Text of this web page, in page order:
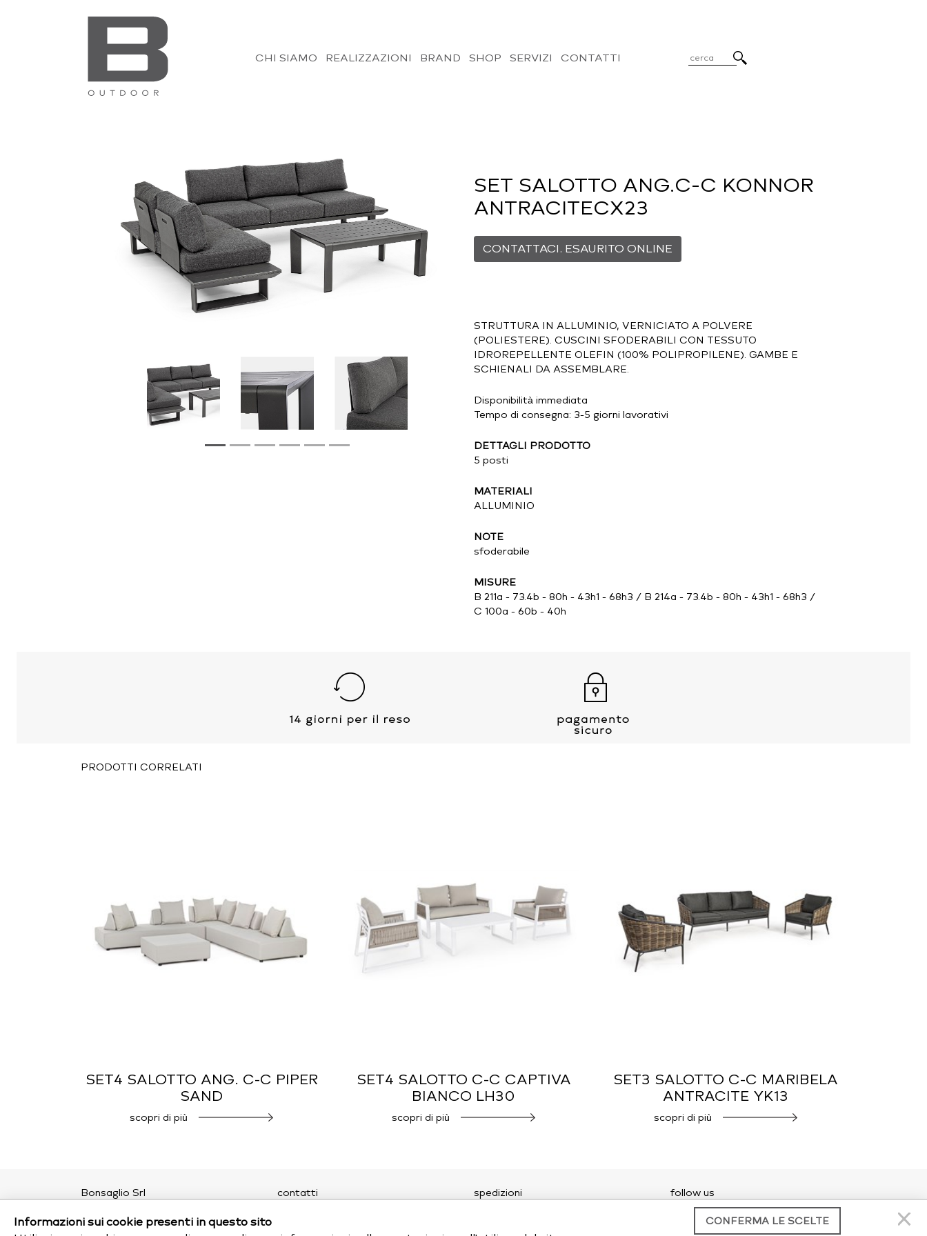
CHI SIAMO REALIZZAZIONI BRAND SHOP SERVIZI CONTATTI
SET SALOTTO ANG.C-C KONNOR
ANTRACITECX23
CONTATTACI. ESAURITO ONLINE
STRUTTURA IN ALLUMINIO, VERNICIATO A POLVERE
(POLIESTERE). CUSCINI SFODERABILI CON TESSUTO
IDROREPELLENTE OLEFIN (100% POLIPROPILENE). GAMBE E
SCHIENALI DA ASSEMBLARE.
Disponibilità immediata
Tempo di consegna: 3-5 giorni lavorativi
DETTAGLI PRODOTTO
5 posti
MATERIALI
ALLUMINIO
NOTE
sfoderabile
MISURE
B 211a - 73.4b - 80h - 43h1 - 68h3 / B 214a - 73.4b - 80h - 43h1 - 68h3 /
C 100a - 60b - 40h
PRODOTTI CORRELATI
SET4 SALOTTO ANG. C-C PIPER
SAND
scopri di più
SET4 SALOTTO C-C CAPTIVA
BIANCO LH30
scopri di più
SET3 SALOTTO C-C MARIBELA
ANTRACITE YK13
scopri di più
Bonsaglio Srl
20831 Seregno (MB)
contatti
spedizioni follow us
CONFERMA LE SCELTE
Informazioni sui cookie presenti in questo sito